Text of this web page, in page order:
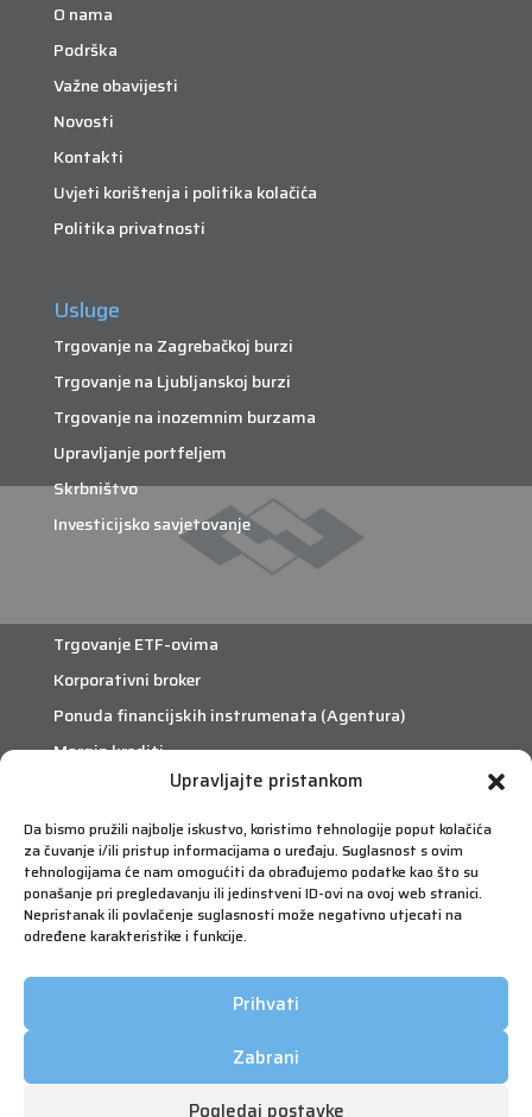
Upravljajte pristankom
Da bismo pružili najbolje iskustvo, koristimo tehnologije poput kolačića
za čuvanje i/ili pristup informacijama o uređaju. Suglasnost s ovim
tehnologijama će nam omogućiti da obrađujemo podatke kao što su
ponašanje pri pregledavanju ili jedinstveni ID-ovi na ovoj web stranici.
Nepristanak ili povlačenje suglasnosti može negativno utjecati na
određene karakteristike i funkcije.
Prihvati
Zabrani
Pogledaj postavke
O nama
Podrška
Važne obavijesti
Novosti
Kontakti
Uvjeti korištenja i politika kolačića
Politika privatnosti
Usluge
Trgovanje na Zagrebačkoj burzi
Trgovanje na Ljubljanskoj burzi
Trgovanje na inozemnim burzama
Upravljanje portfeljem
Skrbništvo
Investicijsko savjetovanje
Trgovanje ETF-ovima
Korporativni broker
Ponuda financijskih instrumenata (Agentura)
Margin krediti
eTrade
Što je eTrade?
eTrade